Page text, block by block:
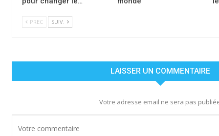
PREC SUIV.
LAISSER UN COMMENTAIRE
Votre adresse email ne sera pas